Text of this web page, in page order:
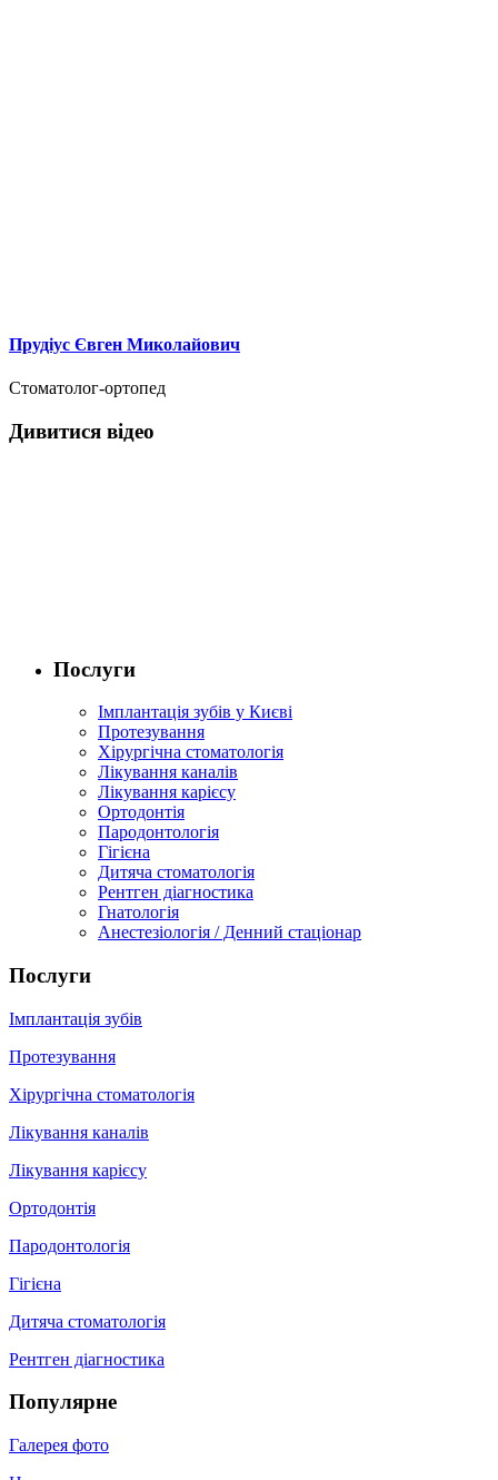
Прудіус Євген Миколайович
Cтоматолог-ортопед
Дивитися відео
Послуги
Імплантація зубів у Києві
Протезування
Хірургічна стоматологія
Лікування каналів
Лікування карієсу
Ортодонтія
Пародонтологія
Гігієна
Дитяча стоматологія
Рентген діагностика
Гнатологія
Анестезіологія / Денний стаціонар
Послуги
Імплантація зубів
Протезування
Хірургічна стоматологія
Лікування каналів
Лікування карієсу
Ортодонтія
Пародонтологія
Гігієна
Дитяча стоматологія
Рентген діагностика
Популярне
Галерея фото